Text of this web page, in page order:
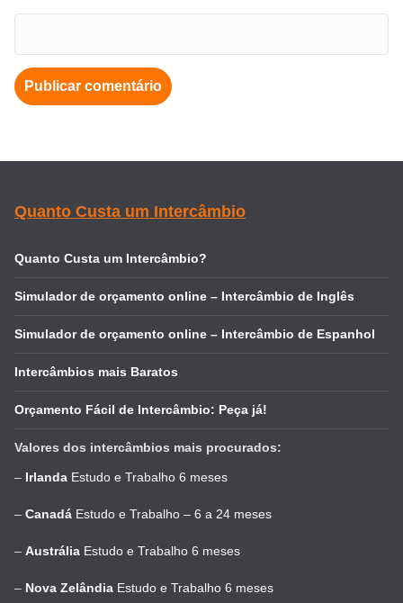
Quanto Custa um Intercâmbio
Quanto Custa um Intercâmbio?
Simulador de orçamento online – Intercâmbio de Inglês
Simulador de orçamento online – Intercâmbio de Espanhol
Intercâmbios mais Baratos
Orçamento Fácil de Intercâmbio: Peça já!
Valores dos intercâmbios mais procurados:
– Irlanda Estudo e Trabalho 6 meses
– Canadá Estudo e Trabalho – 6 a 24 meses
– Austrália Estudo e Trabalho 6 meses
– Nova Zelândia Estudo e Trabalho 6 meses